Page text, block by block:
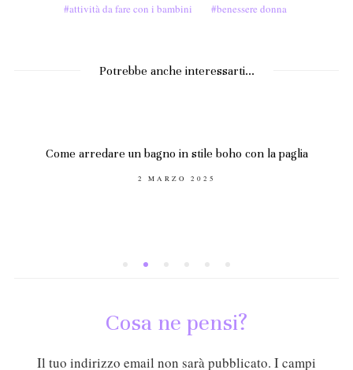
attività da fare con i bambini benessere donna
Potrebbe anche interessarti...
Come arredare un bagno in stile boho con la paglia
POSTED
2 MARZO 2025
Cosa ne pensi?
Il tuo indirizzo email non sarà pubblicato. I campi